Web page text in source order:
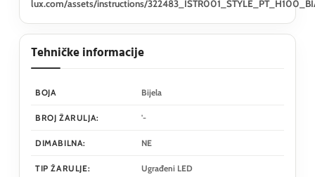
lux.com/assets/instructions/
Tehničke informacije
BOJA Bijela
BROJ ŽARULJA: '-
DIMABILNA: NE
TIP ŽARULJE: Ugrađeni LED